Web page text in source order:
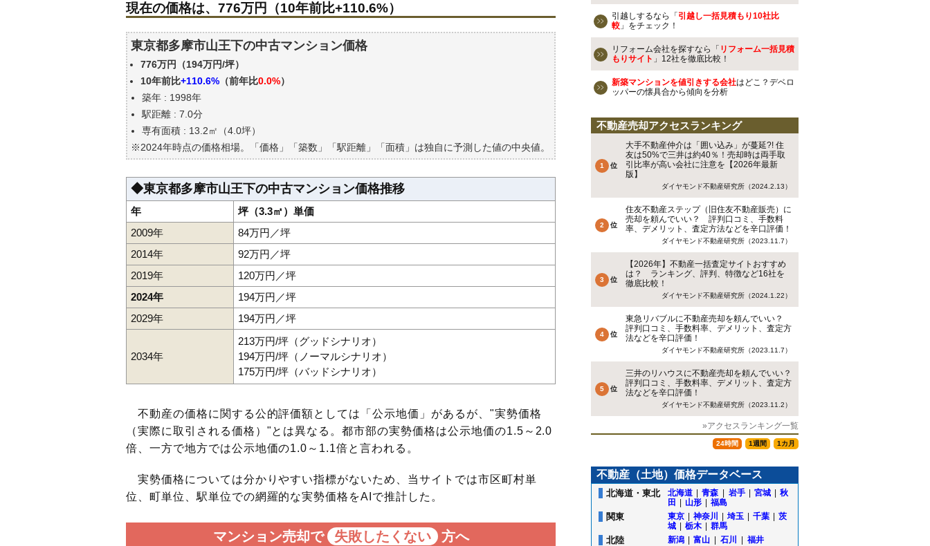
駅からの徒歩距離で価格はどうなる？
築年数で価格はどうなる？
東京都多摩市山王下の中古マンションの過去の売買事例
公示地価はいくら
エリアの将来性を人口予想から検討しよう
自分の年収でいくらの不動産が買える？
現在の価格は、776万円（10年前比+110.6%）
東京都多摩市山王下の中古マンション価格
776万円（194万円/坪）
10年前比+110.6% （前年比0.0%）
築年 : 1998年
駅距離 : 7.0分
専有面積 : 13.2㎡（4.0坪）
※2024年時点の価格相場。「価格」「築数」「駅距離」「面積」は独自に予測した値の中央値。
◆東京都多摩市山王下の中古マンション価格推移
年
坪（3.3㎡）単価
2009年
84万円／坪
2014年
92万円／坪
2019年
120万円／坪
2024年
194万円／坪
2029年
194万円／坪
2034年
213万円/坪（グッドシナリオ）
194万円/坪（ノーマルシナリオ）
175万円/坪（バッドシナリオ）
不動産の価格に関する公的評価額としては「公示地価」があるが、"実勢価格
（実際に取引される価格）"とは異なる。都市部の実勢価格は公示地価の1.5～2.0
倍、一方で地方では公示地価の1.0～1.1倍と言われる。
実勢価格については分かりやすい指標がないため、当サイトでは市区町村単
位、町単位、駅単位での網羅的な実勢価格をAIで推計した。
マンション売却で 失敗したくない
方へ
引越しするなら「 引越し一括見積もり10社比
較 」をチェック！
リフォーム会社を探すなら「 リフォーム一括見積
もりサイト 」12社を徹底比較！
新築マンションを値引きする会社はどこ？デベロ
ッパーの懐具合から傾向を分析
不動産売却アクセスランキング
大手不動産仲介は「囲い込み」が蔓延?! 住
友は50%で三井は約40％！売却時は両手取
引比率が高い会社に注意を【2026年最新
版】
ダイヤモンド不動産研究所（2024.2.13）
住友不動産ステップ（旧住友不動産販売）に
売却を頼んでいい？ 評判口コミ、手数料
率、デメリット、査定方法などを辛口評価！
ダイヤモンド不動産研究所（2023.11.7）
【2026年】不動産一括査定サイトおすすめ
は？ ランキング、評判、特徴など16社を
徹底比較！
ダイヤモンド不動産研究所（2024.1.22）
東急リバブルに不動産売却を頼んでいい？
評判口コミ、手数料率、デメリット、査定方
法などを辛口評価！
ダイヤモンド不動産研究所（2023.11.7）
三井のリハウスに不動産売却を頼んでいい？
評判口コミ、手数料率、デメリット、査定方
法などを辛口評価！
ダイヤモンド不動産研究所（2023.11.2）
»アクセスランキング一覧
24時間 1週間 1カ月
不動産（土地）価格データベース
北海道・東北 北海道 青森 岩手 宮城
秋
田
山形 福島
関東 東京 神奈川 埼玉 千葉
茨
城
栃木 群馬
北陸 新潟 富山 石川 福井